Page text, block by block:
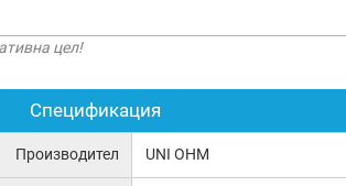
цел!
Спецификация
Производител UNI OHM